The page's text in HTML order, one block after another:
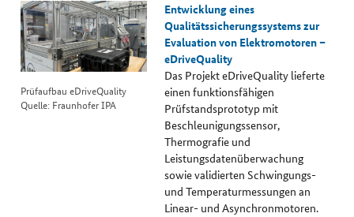
Prüfaufbau eDriveQuality
Quelle: Fraunhofer IPA
Entwicklung eines
Qualitätssicherungssystems zur
Evaluation von Elektromotoren –
eDriveQuality
Das Projekt eDriveQuality lieferte
einen funktionsfähigen
Prüfstandsprototyp mit
Beschleunigungssensor,
Thermografie und
Leistungsdatenüberwachung
sowie validierten Schwingungs-
und Temperaturmessungen an
Linear- und Asynchronmotoren.